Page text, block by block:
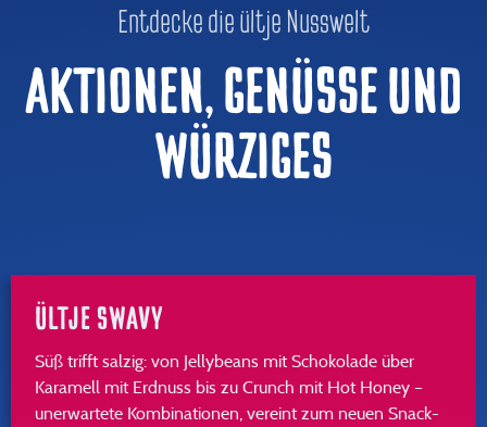
Entdecke die ültje Nusswelt
AKTIONEN, GENÜSSE UND
WÜRZIGES
ÜLTJE SWAVY
Süß trifft salzig: von Jellybeans mit Schokolade über
Karamell mit Erdnuss bis zu Crunch mit Hot Honey –
unerwartete Kombinationen, vereint zum neuen Snack-